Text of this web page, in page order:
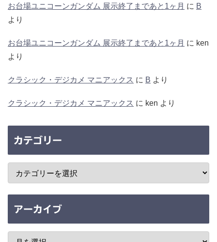
お台場ユニコーンガンダム 展示終了まであと1ヶ月 に B
より
お台場ユニコーンガンダム 展示終了まであと1ヶ月 に ken
より
クラシック・デジカメ マニアックス に B より
クラシック・デジカメ マニアックス に ken より
カテゴリー
アーカイブ